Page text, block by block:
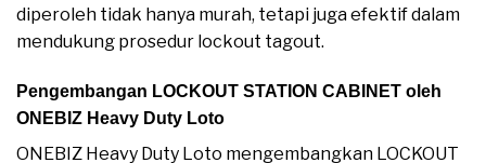
diperoleh tidak hanya murah, tetapi juga efektif dalam
mendukung prosedur lockout tagout.
Pengembangan LOCKOUT STATION CABINET oleh
ONEBIZ Heavy Duty Loto
ONEBIZ Heavy Duty Loto mengembangkan LOCKOUT